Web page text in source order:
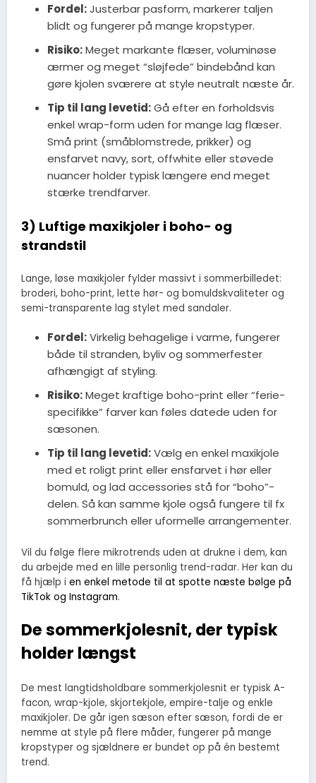
Fordel:Justerbar pasform, markerer taljen
blidt og fungerer på mange kropstyper.
Risiko:Meget markante flæser, voluminøse
ærmer og meget “sløjfede” bindebånd kan
gøre kjolen sværere at style neutralt næste år.
Tip til lang levetid:Gå efter en forholdsvis
enkel wrap-form uden for mange lag flæser.
Små print (småblomstrede, prikker) og
ensfarvet navy, sort, offwhite eller støvede
nuancer holder typisk længere end meget
stærke trendfarver.
3) Luftige maxikjoler i boho- og
strandstil
Lange, løse maxikjoler fylder massivt i sommerbilledet:
broderi, boho-print, lette hør- og bomuldskvaliteter og
semi-transparente lag stylet med sandaler.
Fordel:Virkelig behagelige i varme, fungerer
både til stranden, byliv og sommerfester
afhængigt af styling.
Risiko:Meget kraftige boho-print eller “ferie-
specifikke” farver kan føles datede uden for
sæsonen.
Tip til lang levetid:Vælg en enkel maxikjole
med et roligt print eller ensfarvet i hør eller
bomuld, og lad accessories stå for “boho”-
delen. Så kan samme kjole også fungere til fx
sommerbrunch eller uformelle arrangementer.
Vil du følge flere mikrotrends uden at drukne i dem, kan
du arbejde med en lille personlig trend-radar. Her kan du
få hjælp i en enkel metode til at spotte næste bølge på
TikTok og Instagram.
De sommerkjolesnit, der typisk
holder længst
De mest langtidsholdbare sommerkjolesnit er typisk A-
facon, wrap-kjole, skjortekjole, empire-talje og enkle
maxikjoler. De går igen sæson efter sæson, fordi de er
nemme at style på flere måder, fungerer på mange
kropstyper og sjældnere er bundet op på én bestemt
trend.